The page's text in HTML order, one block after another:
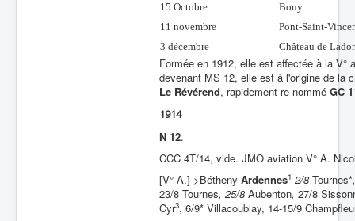
15 Octobre
Bouy
11 novembre
Pont-Saint-
3 décembre
Château de
Formée en 1912, elle est affectée à la
devenant MS 12, elle est à l'origine de la
Le Révérend, rapidement re-nommé GC
1914
N 12.
CCC 4T/14, vide. JMO aviation V° A.
[V° A.] >Bétheny Ardennes1 2/8 Tournes*
23/8 Tournes, 25/8 Aubenton, 27/8
Cyr3, 6/9* Villacoublay, 14-15/9